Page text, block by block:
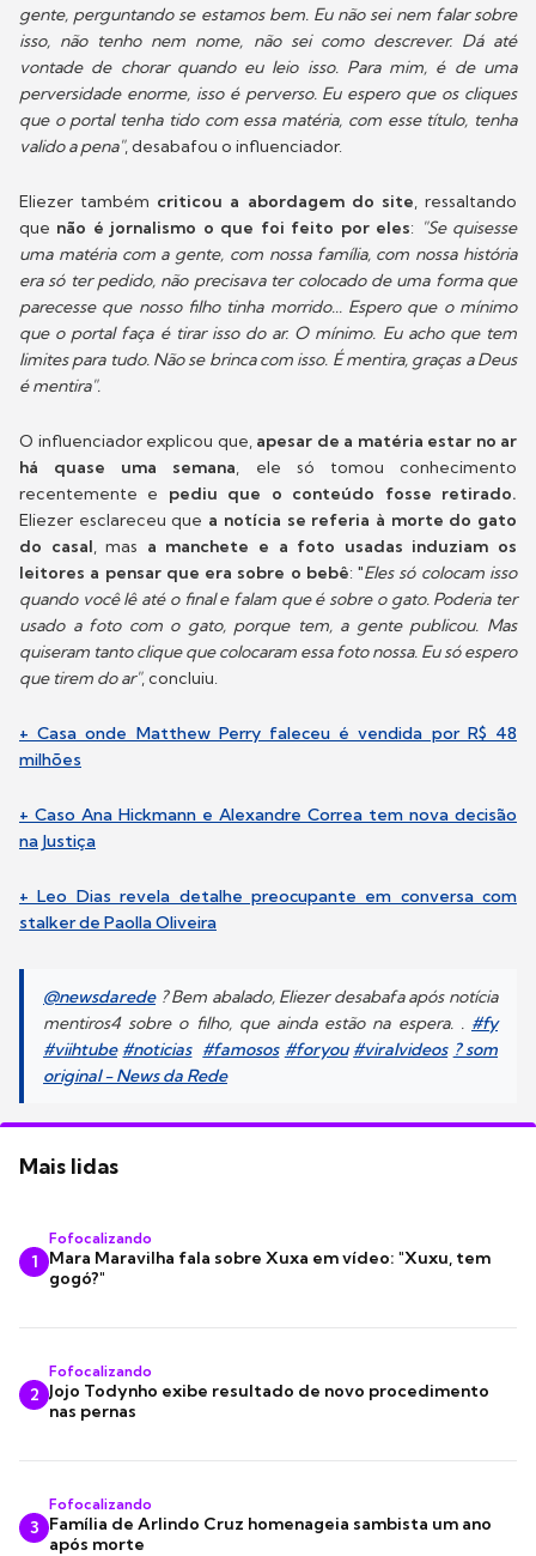
gente, perguntando se estamos bem. Eu não sei nem falar sobre
isso, não tenho nem nome, não sei como descrever. Dá até
vontade de chorar quando eu leio isso. Para mim, é de uma
perversidade enorme, isso é perverso. Eu espero que os cliques
que o portal tenha tido com essa matéria, com esse título, tenha
valido a pena", desabafou o influenciador.
Eliezer também criticou a abordagem do site, ressaltando
que não é jornalismo o que foi feito por eles: "Se quisesse
uma matéria com a gente, com nossa família, com nossa história
era só ter pedido, não precisava ter colocado de uma forma que
parecesse que nosso filho tinha morrido... Espero que o mínimo
que o portal faça é tirar isso do ar. O mínimo. Eu acho que tem
limites para tudo. Não se brinca com isso. É mentira, graças a Deus
é mentira".
O influenciador explicou que,apesar de a matéria estar no ar
há quase uma semana, ele só tomou conhecimento
recentemente e pediu que o conteúdo fosse retirado.
Eliezer esclareceu que a notícia se referia à morte do gato
do casal, mas a manchete e a foto usadas induziam os
leitores a pensar que era sobre o bebê: "Eles só colocam isso
quando você lê até o final e falam que é sobre o gato. Poderia ter
usado a foto com o gato, porque tem, a gente publicou. Mas
quiseram tanto clique que colocaram essa foto nossa. Eu só espero
que tirem do ar", concluiu.
+ Casa onde Matthew Perry faleceu é vendida por R$ 48
milhões
+ Caso Ana Hickmann e Alexandre Correa tem nova decisão
na Justiça
+ Leo Dias revela detalhe preocupante em conversa com
stalker de Paolla Oliveira
@newsdarede? Bem abalado, Eliezer desabafa após notícia
mentiros4 sobre o filho, que ainda estão na espera. . #fy
#viihtube #noticias #famosos #foryou #viralvideos ? som
original - News da Rede
Mais lidas
1
Fofocalizando
Mara Maravilha fala sobre Xuxa em vídeo: "Xuxu, tem
gogó?"
2
Fofocalizando
Jojo Todynho exibe resultado de novo procedimento
nas pernas
3
Fofocalizando
Família de Arlindo Cruz homenageia sambista um ano
após morte